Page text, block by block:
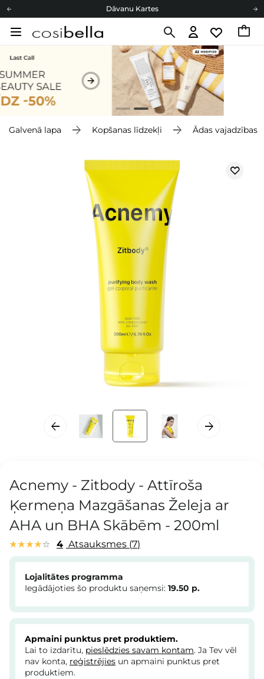
Cosibella lojalitātes programma
Bezmaskas piegāde no 49,00 €
Dāvanu Kartes
Galvenā lapa Kopšanas līdzekļi Ādas vajadzības
Acnemy - Zitbody - Attīroša
Ķermeņa Mazgāšanas Želeja ar
AHA un BHA Skābēm - 200ml
4 Atsauksmes 7
Lojalitātes programma
Iegādājoties šo produktu saņemsi: 19.50 p.
Apmaini punktus pret produktiem.
Lai to izdarītu, pieslēdzies savam kontam. Ja Tev vēl
nav konta, reģistrējies un apmaini punktus pret
produktiem.